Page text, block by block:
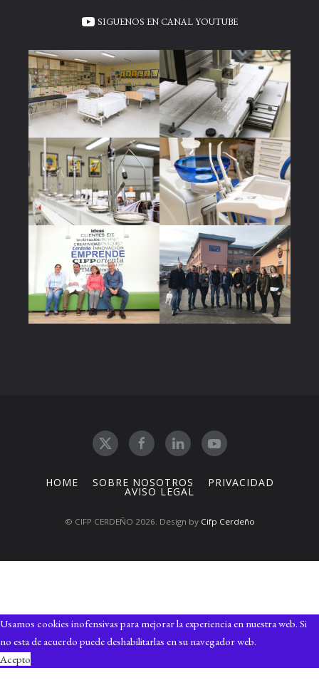
SIGUENOS EN CANAL YOUTUBE
HOME SOBRE NOSOTROS PRIVACIDAD
AVISO LEGAL
© CIFP CERDEÑO 2026. Design by Cifp Cerdeño
Usamos cookies inofensivas para mejorar la experiencia en nuestra web. Si
no esta de acuerdo puede deshabilitarlas en su navegador web.
Acepto